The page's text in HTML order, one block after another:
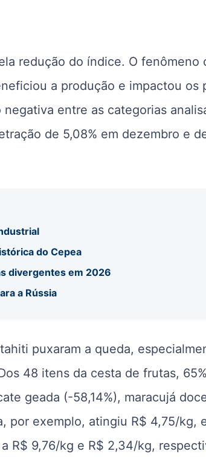
redução do índice. O fenômeno
a produção e impactou os
entre as categorias
de 5,08% em dezembro e
do Cepea
divergentes em 2026
a Rússia
puxaram a queda,
48 itens da cesta de frutas,
geada (-58,14%), maracujá
por exemplo, atingiu R$ 4,75/kg,
R$ 9,76/kg e R$ 2,34/kg,